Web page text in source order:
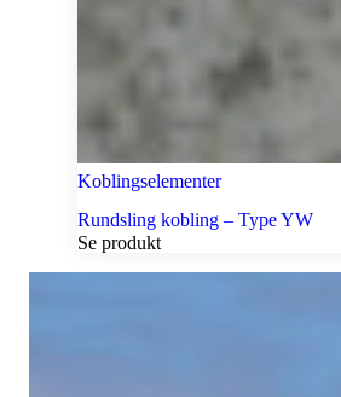
Koblingselementer
Rundsling kobling – Type YW
Se produkt